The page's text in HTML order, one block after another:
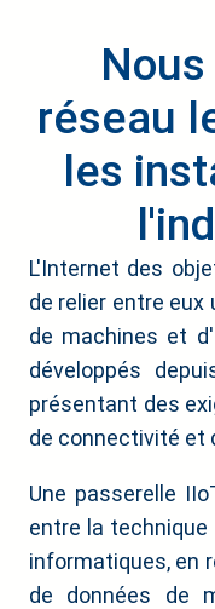
réseau
les
L'Internet des
de relier entre eux
de machines et
développés
présentant des
de connectivité et
Une passerelle
entre la
informatiques, en
de données de